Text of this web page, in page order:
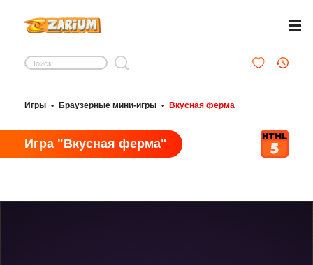
Игры • Браузерные мини-игры • Вкусная ферма
Игра "Вкусная ферма"